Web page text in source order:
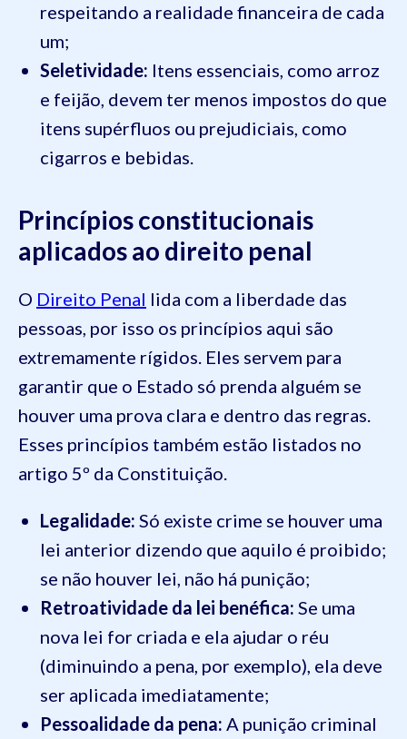
respeitando a realidade financeira de cada
um;
Seletividade: Itens essenciais, como arroz
e feijão, devem ter menos impostos do que
itens supérfluos ou prejudiciais, como
cigarros e bebidas.
Princípios constitucionais
aplicados ao direito penal
O Direito Penal lida com a liberdade das
pessoas, por isso os princípios aqui são
extremamente rígidos. Eles servem para
garantir que o Estado só prenda alguém se
houver uma prova clara e dentro das regras.
Esses princípios também estão listados no
artigo 5º da Constituição.
Legalidade: Só existe crime se houver uma
lei anterior dizendo que aquilo é proibido;
se não houver lei, não há punição;
Retroatividade da lei benéfica: Se uma
nova lei for criada e ela ajudar o réu
(diminuindo a pena, por exemplo), ela deve
ser aplicada imediatamente;
Pessoalidade da pena: A punição criminal